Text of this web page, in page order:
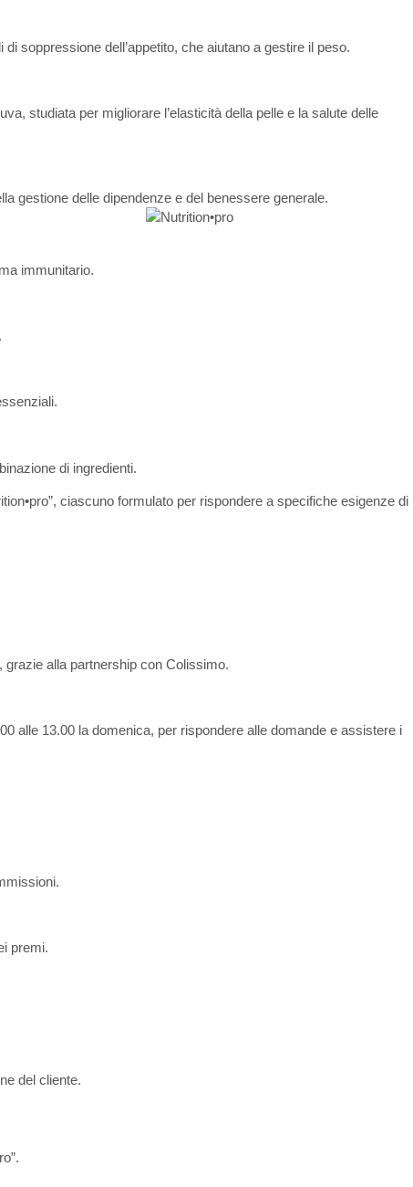
soppressione dell’appetito, che aiutano a gestire il peso.
studiata per migliorare l’elasticità della pelle e la salute delle
gestione delle dipendenze e del benessere generale.
immunitario.
di ingredienti.
ciascuno formulato per rispondere a specifiche esigenze di
alla partnership con Colissimo.
alle 13.00 la domenica, per rispondere alle domande e assistere i
premi.
del cliente.